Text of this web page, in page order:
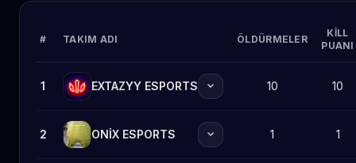
# TAKIM ADI ÖLDÜRMELER
KILL
PUANI
1 EXTAZYY ESPORTS expand_more 10 10
2 ONİX ESPORTS expand_more 1 1